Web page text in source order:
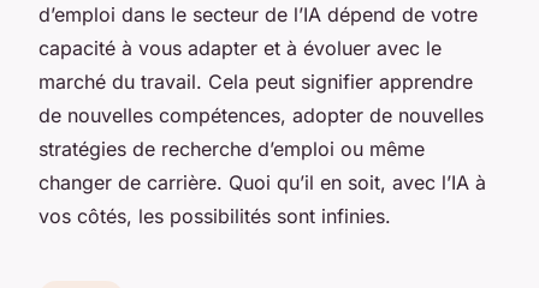
d’emploi dans le secteur de l’IA dépend de votre
capacité à vous adapter et à évoluer avec le
marché du travail. Cela peut signifier apprendre
de nouvelles compétences, adopter de nouvelles
stratégies de recherche d’emploi ou même
changer de carrière. Quoi qu’il en soit, avec l’IA à
vos côtés, les possibilités sont infinies.